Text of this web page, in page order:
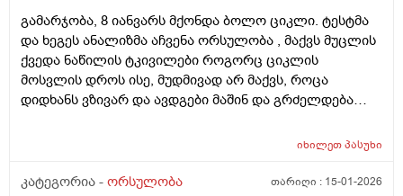
გამარჯობა, 8 იანვარს მქონდა ბოლო ციკლი. ტესტმა
და ხეგეს ანალიზმა აჩვენა ორსულობა , მაქვს მუცლის
ქვედა ნაწილის ტკივილები როგორც ციკლის
მოსვლის დროს ისე, მუდმივად არ მაქვს, როცა
დიდხანს ვზივარ და ავდგები მაშინ და გრძელდება
რომ ვწევარ მაშინ მტკივა იგივე ხანგრძლივობიფ
რაც ასე ვარ.
იხილეთპასუხი
კატეგორია - ორსულობა თარიღი : 15-01-2026